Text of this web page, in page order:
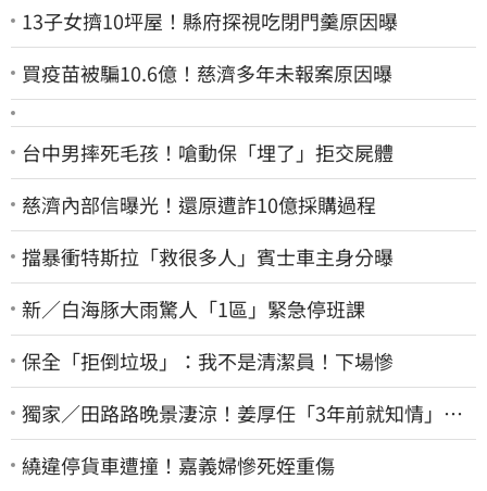
13子女擠10坪屋！縣府探視吃閉門羹原因曝
買疫苗被騙10.6億！慈濟多年未報案原因曝
台中男摔死毛孩！嗆動保「埋了」拒交屍體
慈濟內部信曝光！還原遭詐10億採購過程
擋暴衝特斯拉「救很多人」賓士車主身分曝
新／白海豚大雨驚人「1區」緊急停班課
保全「拒倒垃圾」：我不是清潔員！下場慘
獨家／田路路晚景淒涼！姜厚任「3年前就知情」
友人私下援助內幕曝光
繞違停貨車遭撞！嘉義婦慘死姪重傷